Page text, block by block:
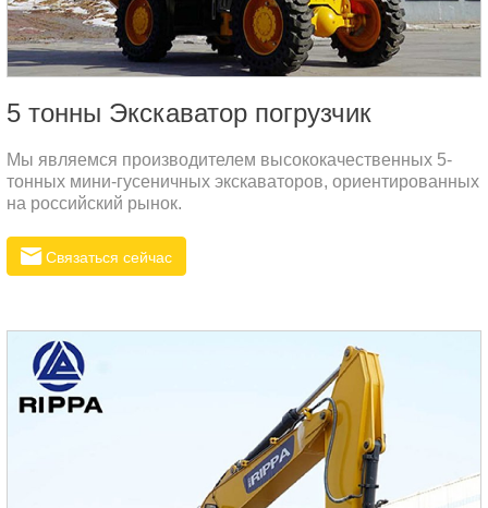
5 тонны Экскаватор погрузчик
Мы являемся производителем высококачественных 5-
тонных мини-гусеничных экскаваторов, ориентированных
на российский рынок.
Связаться сейчас